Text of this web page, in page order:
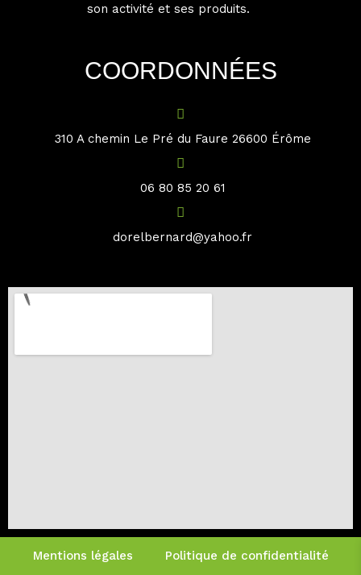
son activité et ses produits.
COORDONNÉES
310 A chemin Le Pré du Faure 26600 Érôme
06 80 85 20 61
dorelbernard@yahoo.fr
Mentions légales Politique de confidentialité